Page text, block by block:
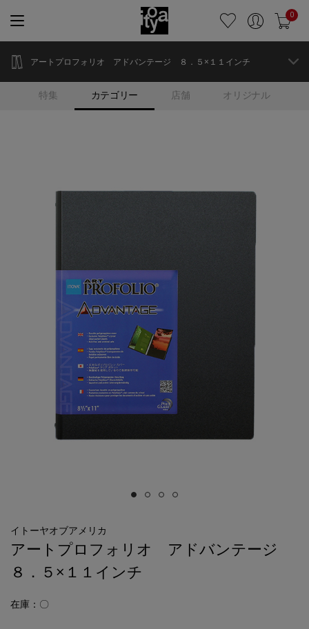
0
特集 カテゴリー 店舗 オリジナル
アートプロフォリオ アドバンテージ ８．５×１１インチ
イトーヤオブアメリカ
アートプロフォリオ アドバンテージ
８．５×１１インチ
在庫：〇